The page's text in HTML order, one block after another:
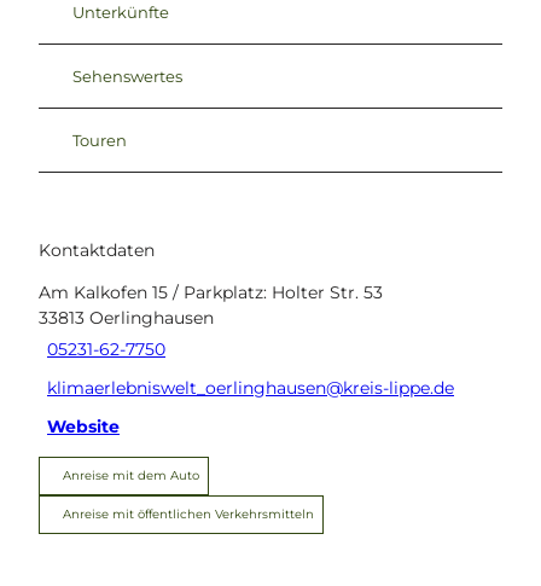
Unterkünfte
Sehenswertes
Touren
Kontaktdaten
Am Kalkofen 15 / Parkplatz: Holter Str. 53
33813 Oerlinghausen
05231-62-7750
klimaerlebniswelt_oerlinghausen@kreis-lippe.de
Website
Anreise mit dem Auto
Anreise mit öffentlichen Verkehrsmitteln